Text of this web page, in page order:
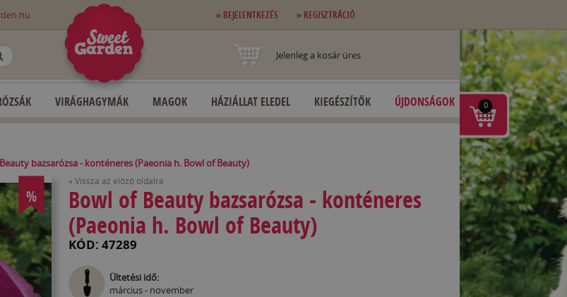
» BEJELENTKEZÉS » REGISZTRÁCIÓ
Jelenleg a kosár üres
VIRÁGHAGYMÁK MAGOK HÁZIÁLLAT ELEDEL KIEGÉSZÍTŐK ÚJDONSÁGOK
bazsarózsa - konténeres (Paeonia h. Bowl of Beauty)
%
« Vissza az előző oldalra
Bowl of Beauty bazsarózsa - konténeres
(Paeonia h. Bowl of Beauty)
KÓD: 47289
Ültetési idő:
március - november
0